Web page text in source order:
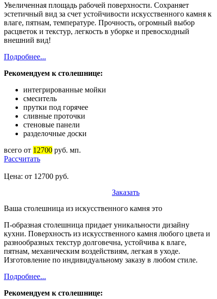
Увеличенная площадь рабочей поверхности. Сохраняет
эстетичный вид за счет устойчивости искусственного камня к
влаге, пятнам, температуре. Прочность, огромный выбор
расцветок и текстур, легкость в уборке и превосходный
внешний вид!
Подробнее...
Рекомендуем к столешнице:
интегрированные мойки
смеситель
прутки под горячее
сливные проточки
стеновые панели
разделочные доски
всего от 12700 руб. мп.
Рассчитать
Цена: от 12700 руб.
Заказать
Ваша столешница из искусственного камня это
П-образная столешница придает уникальности дизайну
кухни. Поверхность из искусственного камня любого цвета и
разнообразных текстур долговечна, устойчива к влаге,
пятнам, механическим воздействиям, легкая в уходе.
Изготовление по индивидуальному заказу в любом стиле.
Подробнее...
Рекомендуем к столешнице: